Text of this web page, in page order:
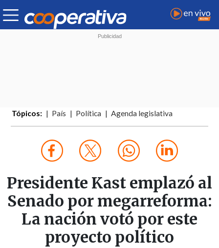
Tópicos: País Política Agenda legislativa
Presidente Kast emplazó al
Senado por megarreforma:
La nación votó por este
proyecto político